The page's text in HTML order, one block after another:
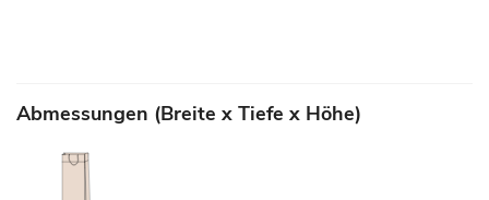
Abmessungen (Breite x Tiefe x Höhe)